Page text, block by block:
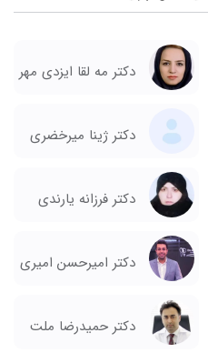
دکتر مه لقا ایزدی مهر
دکتر ژینا میرخضری
دکتر فرزانه یارندی
دکتر امیرحسن امیری
دکتر حمیدرضا ملت